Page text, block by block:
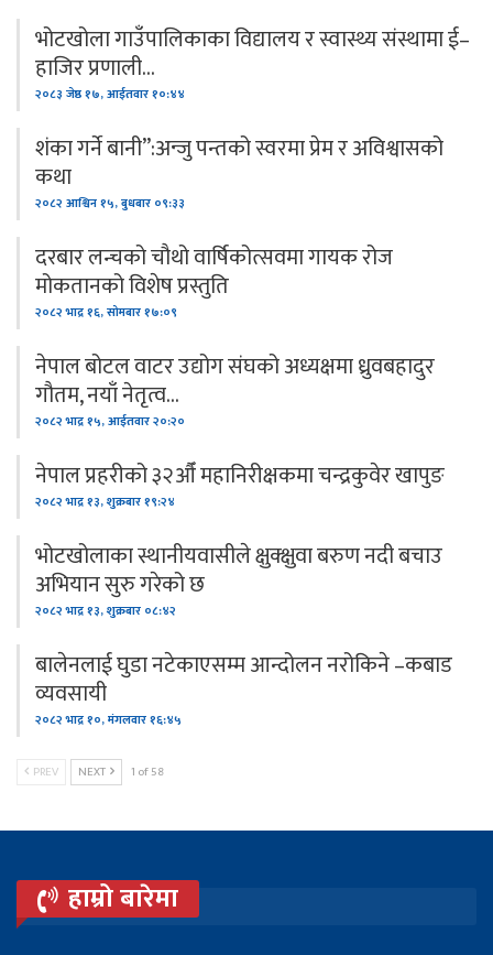
भोटखोला गाउँपालिकाका विद्यालय र स्वास्थ्य संस्थामा ई–
हाजिर प्रणाली…
२०८३ जेष्ठ १७, आईतवार १०:४४
शंका गर्ने बानी”:अन्जु पन्तको स्वरमा प्रेम र अविश्वासको
कथा
२०८२ आश्विन १५, बुधबार ०९:३३
दरबार लन्चको चौथो वार्षिकोत्सवमा गायक रोज
मोकतानको विशेष प्रस्तुति
२०८२ भाद्र १६, सोमबार १७:०९
नेपाल बोटल वाटर उद्योग संघको अध्यक्षमा ध्रुवबहादुर
गौतम, नयाँ नेतृत्व…
२०८२ भाद्र १५, आईतवार २०:२०
नेपाल प्रहरीको ३२औँ महानिरीक्षकमा चन्द्रकुवेर खापुङ
२०८२ भाद्र १३, शुक्रबार १९:२४
भोटखोलाका स्थानीयवासीले क्षुक्क्षुवा बरुण नदी बचाउ
अभियान सुरु गरेको छ
२०८२ भाद्र १३, शुक्रबार ०८:४२
बालेनलाई घुडा नटेकाएसम्म आन्दोलन नरोकिने –कबाड
व्यवसायी
२०८२ भाद्र १०, मंगलवार १६:४५
PREV NEXT 1 of 58
हाम्रो बारेमा